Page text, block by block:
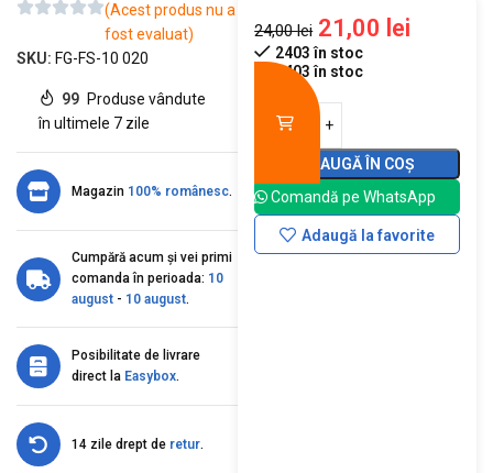
(Acest produs nu a
fost evaluat)
SKU: FG-FS-10 020
99 Produse vândute
în ultimele 7 zile
Magazin 100% românesc.
Cumpără acum și vei primi
comanda în perioada: 10
august - 10 august.
Posibilitate de livrare
direct la Easybox.
14 zile drept de retur.
24,00lei 21,00 lei
2403 în stoc
2403 în stoc
ADAUGĂ ÎN COȘ
Comandă pe WhatsApp
Adaugă la favorite